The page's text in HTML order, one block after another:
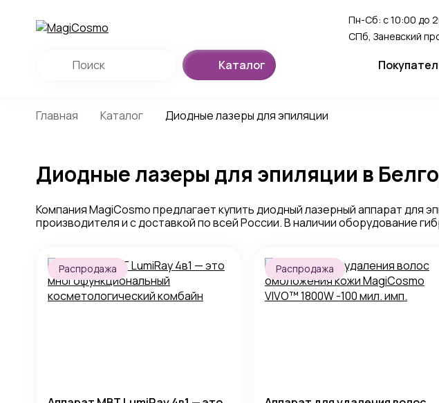
Пн-Сб: с 10:00 до
СПб, Заневский
Каталог
FAQ
Главная Каталог Диодные лазеры для эпиляции
Диодные лазеры для эпиляции в
Компания MagiCosmo предлагает купить диодный лазерный аппарат для
производителя и с доставкой по всей России. В наличии оборудование
Распродажа Распродажа